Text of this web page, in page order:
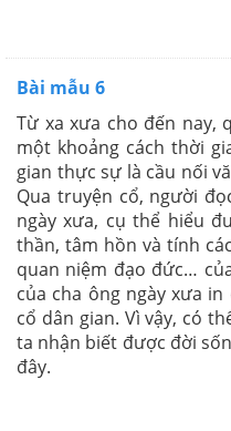
Bài mẫu 6
Từ xa xưa cho đến nay,
một khoảng cách thời
gian thực sự là cầu nối
Qua truyện cổ, người
ngày xưa, cụ thể hiểu
thần, tâm hồn và tính
quan niệm đạo đức…
của cha ông ngày xưa
cổ dân gian. Vì vậy, có
ta nhận biết được đời
đây.